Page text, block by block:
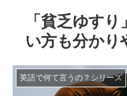
「貧乏ゆす
い方も分かり
英語で何て言うの？シリーズ